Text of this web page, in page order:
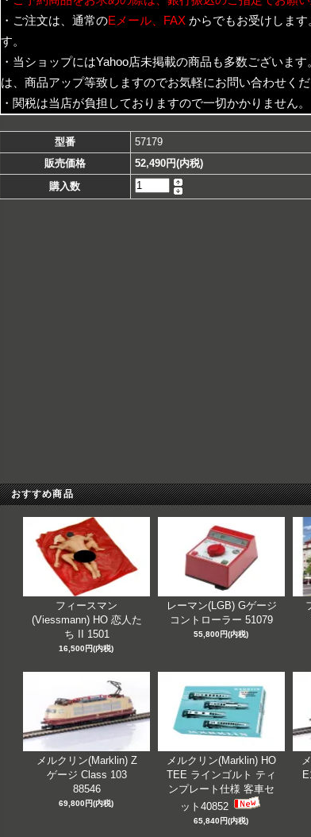
・ご注文は、通常のEメール、FAXからでもお受けします
す。
・当ショップにはYahoo店未掲載の商品も多数ございま
は、商品アップ等致しますのでお気軽にお問い合わせくだ
・関税は当店が負担しておりますので一切かかりません。
型番
57179
販売価格
52,490円(内税)
購入数
おすすめ商品
フィースマン
(Viessmann) HO 恋人た
ち II 1501
16,500円(内税)
レーマン(LGB) Gゲージ
コントローラー 51079
55,800円(内税)
メルクリン(Marklin) Z
ゲージ Class 103
88546
69,800円(内税)
メルクリン(Marklin) HO
TEE ラインゴルト ティ
ンプレート仕様 客車セ
ット40852
65,840円(内税)